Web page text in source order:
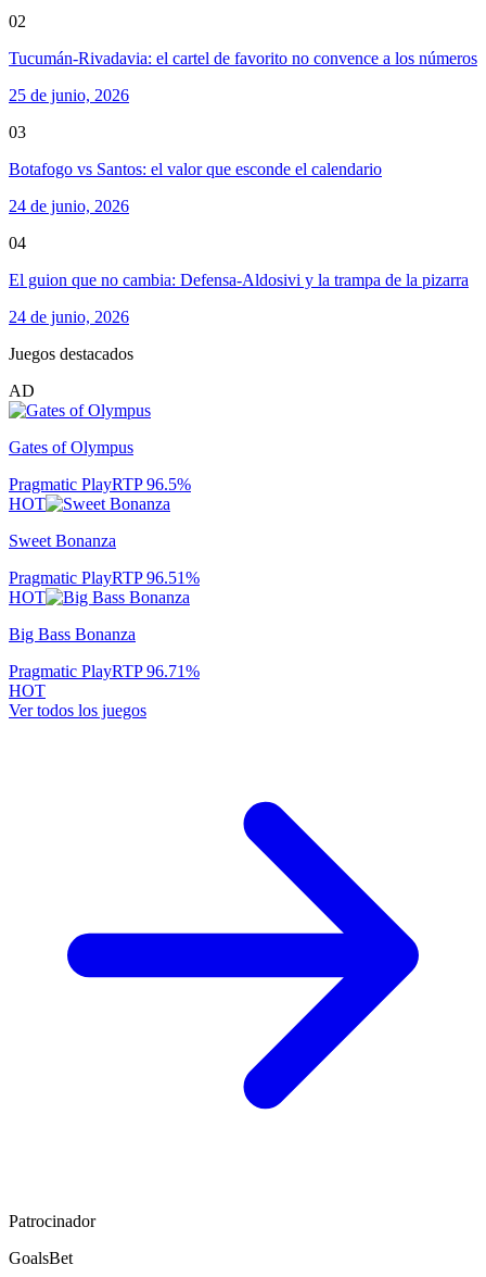
02
Tucumán-Rivadavia: el cartel de favorito no convence a los números
25 de junio, 2026
03
Botafogo vs Santos: el valor que esconde el calendario
24 de junio, 2026
04
El guion que no cambia: Defensa-Aldosivi y la trampa de la pizarra
24 de junio, 2026
Juegos destacados
AD
Gates of Olympus
Pragmatic PlayRTP96.5%
HOT
Sweet Bonanza
Pragmatic PlayRTP96.51%
HOT
Big Bass Bonanza
Pragmatic PlayRTP96.71%
HOT
Ver todos los juegos
Patrocinador
GoalsBet